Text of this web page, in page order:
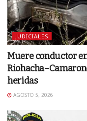
JUDICIALES
Muere conductor
heridas
AGOSTO 5, 2026